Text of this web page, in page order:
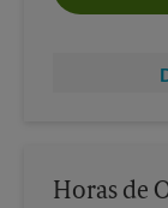
Horas de